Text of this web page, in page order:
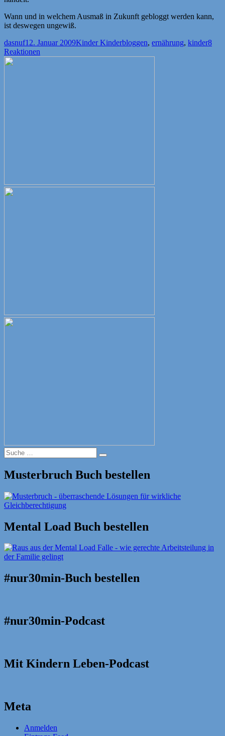
Wann und in welchem Ausmaß in Zukunft gebloggt werden kann,
ist deswegen ungewiß.
Autor
dasnufVeröffentlicht
am
12. Januar 2009Kategorien
Kinder KinderSchlagwörter
bloggen, ernährung, kinder8
Reaktionen
Suche
nach:
Suche
Musterbruch Buch bestellen
Mental Load Buch bestellen
#nur30min-Buch bestellen
#nur30min-Podcast
Mit Kindern Leben-Podcast
Meta
Anmelden